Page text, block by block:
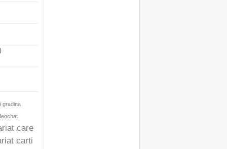
gradina
care
carti